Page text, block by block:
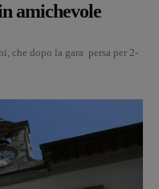
amichevole
che dopo la gara persa per 2-